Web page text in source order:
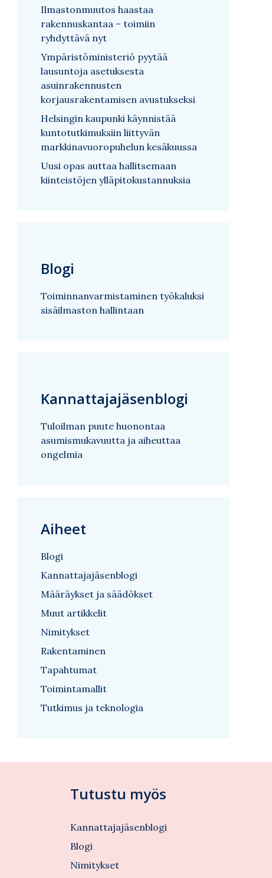
Ilmastonmuutos haastaa
rakennuskantaa – toimiin
ryhdyttävä nyt
Ympäristöministeriö pyytää
lausuntoja asetuksesta
asuinrakennusten
korjausrakentamisen avustukseksi
Helsingin kaupunki käynnistää
kuntotutkimuksiin liittyvän
markkinavuoropuhelun kesäkuussa
Uusi opas auttaa hallitsemaan
kiinteistöjen ylläpitokustannuksia
Blogi
Toiminnanvarmistaminen työkaluksi
sisäilmaston hallintaan
Kannattajajäsenblogi
Tuloilman puute huonontaa
asumismukavuutta ja aiheuttaa
ongelmia
Aiheet
Blogi
Kannattajajäsenblogi
Määräykset ja säädökset
Muut artikkelit
Nimitykset
Rakentaminen
Tapahtumat
Toimintamallit
Tutkimus ja teknologia
Tutustu myös
Kannattajajäsenblogi
Blogi
Nimitykset